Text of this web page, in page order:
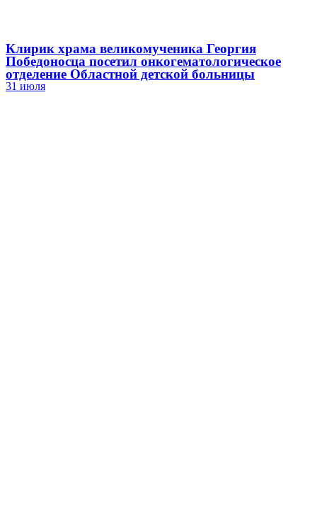
Клирик храма великомученика Георгия
Победоносца посетил онкогематологическое
отделение Областной детской больницы
31 июля